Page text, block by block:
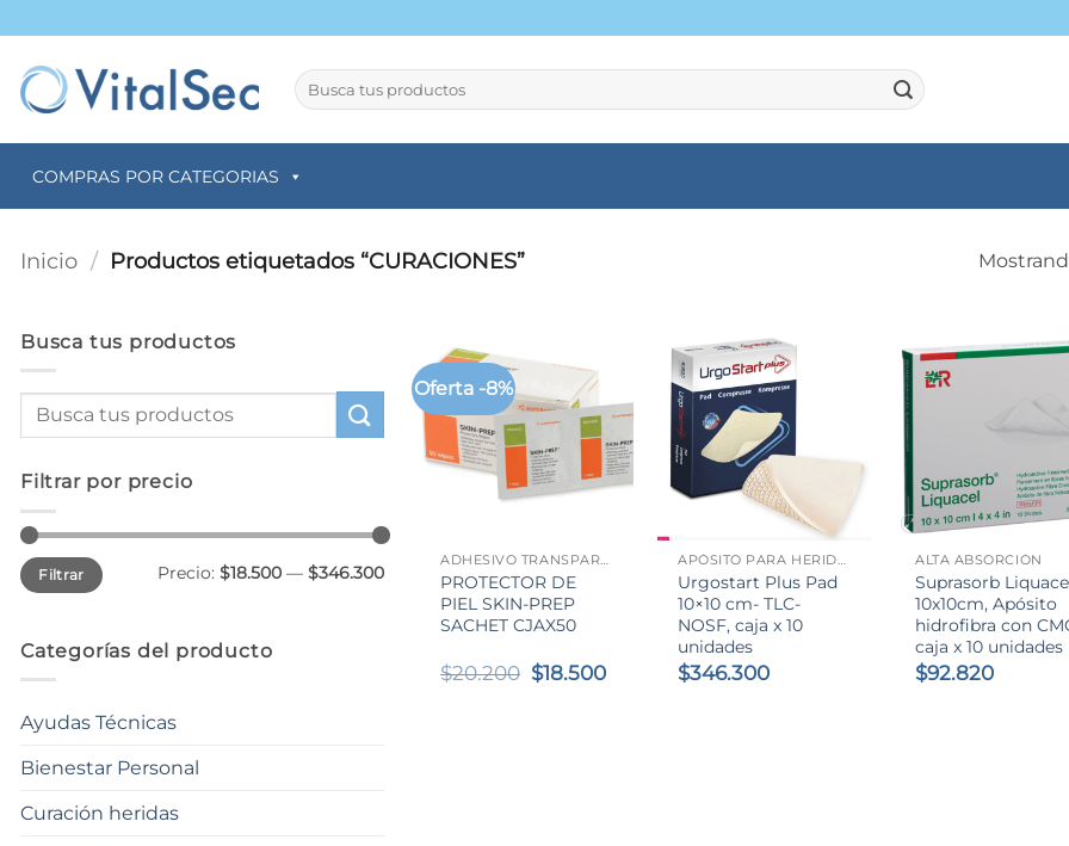
al
contenido
Buscar
por:
COMPRAS POR CATEGORIAS
Inicio / Productos etiquetados “CURACIONES”
Busca tus productos
Filtrar por precio
Precio
mínimo
Precio
máximo
Filtrar Precio: $18.500 — $346.300
Categorías del producto
Ayudas Técnicas
Bienestar Personal
Curación heridas
Oferta -8%
ADHESIVO TRANSPARENTE
PROTECTOR DE
PIEL SKIN-PREP
SACHET CJAX50
$20.200 El
$18.500El
APÓSITO PARA HERIDAS
Urgostart Plus Pad
10×10 cm- TLC-
NOSF, caja x 10
unidades
$346.300
+
ALTA ABSORCIÓN
Suprasorb
10x10cm, Apósito
hidrofibra con
caja x 10 unidades
$92.820